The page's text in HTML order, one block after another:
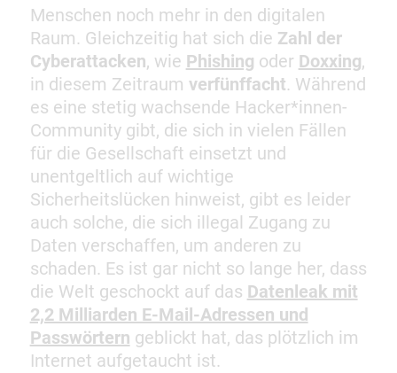
Menschen noch mehr in den digitalen
Raum. Gleichzeitig hat sich die Zahl der
Cyberattacken, wie Phishing oder Doxxing,
in diesem Zeitraum verfünffacht. Während
es eine stetig wachsende Hacker*innen-
Community gibt, die sich in vielen Fällen
für die Gesellschaft einsetzt und
unentgeltlich auf wichtige
Sicherheitslücken hinweist, gibt es leider
auch solche, die sich illegal Zugang zu
Daten verschaffen, um anderen zu
schaden. Es ist gar nicht so lange her, dass
die Welt geschockt auf das Datenleak mit
2,2 Milliarden E-Mail-Adressen und
Passwörtern geblickt hat, das plötzlich im
Internet aufgetaucht ist.